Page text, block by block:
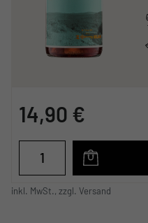
14,90 €
inkl. MwSt., zzgl. Versand